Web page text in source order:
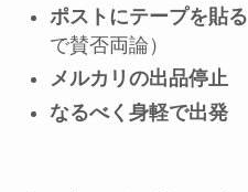
ポストにテープを貼る
で賛否両論）
メルカリの出品停止
なるべく身軽で出発